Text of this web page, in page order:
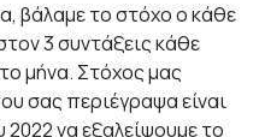
βάλαμε το στόχο ο κάθε
3 συντάξεις κάθε
μήνα. Στόχος μας
σας περιέγραψα είναι
να εξαλείψουμε το